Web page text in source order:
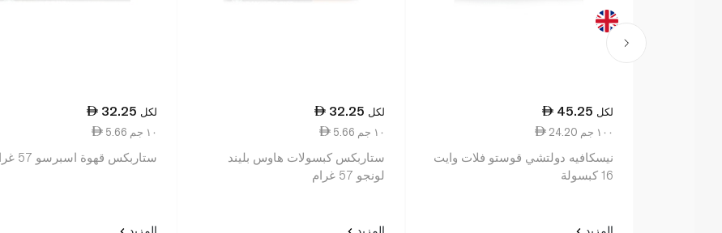
45.25 لكل
24.20 ١٠٠ جم
نيسكافيه دولتشي قوستو فلات وايت
16 كبسولة
32.25 لكل
5.66 ١٠ جم
ستاربكس كبسولات هاوس بليند
لونجو 57 غرام
32.25 لكل
5.66 ١٠ جم
ستاربكس قهوة اسبرسو 57 غرام x10